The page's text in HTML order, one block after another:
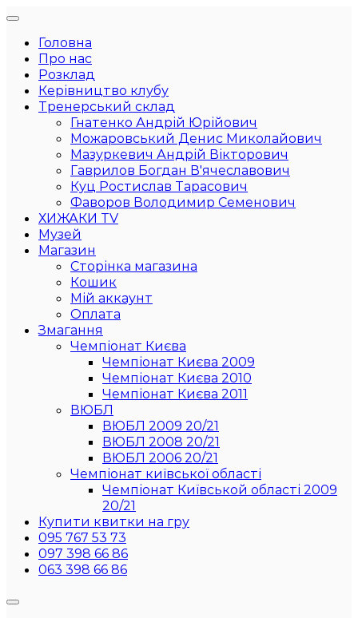
Головна
Про нас
Розклад
Керівництво клубу
Тренерський склад
Гнатенко Андрій Юрійович
Можаровський Денис Миколайович
Мазуркевич Андрій Вікторович
Гаврилов Богдан В'ячеславович
Куц Ростислав Тарасович
Фаворов Володимир Семенович
ХИЖАКИ TV
Музей
Магазин
Сторінка магазина
Кошик
Мій аккаунт
Оплата
Змагання
Чемпіонат Києва
Чемпіонат Києва 2009
Чемпіонат Києва 2010
Чемпіонат Києва 2011
ВЮБЛ
ВЮБЛ 2009 20/21
ВЮБЛ 2008 20/21
ВЮБЛ 2006 20/21
Чемпіонат київської області
Чемпіонат Київськой області 2009
20/21
Купити квитки на гру
095 767 53 73
097 398 66 86
063 398 66 86